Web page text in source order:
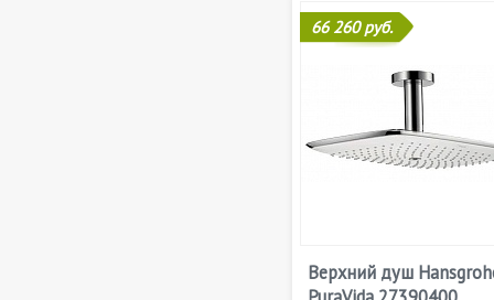
66 260 руб.
Верхний душ